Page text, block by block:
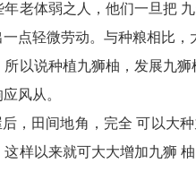
老体弱之人，他们一旦把
点轻微劳动。与种粮相比
以说种植九狮柚，发展九
风从。
田间地角，完全 可以大种
样以来就可大大增加九狮